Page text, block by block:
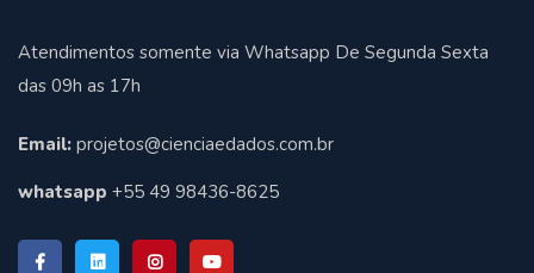
Atendimentos somente via Whatsapp De Segunda Sexta
das 09h as 17h
Email: projetos@cienciaedados.com.br
whatsapp +55 49 98436-8625